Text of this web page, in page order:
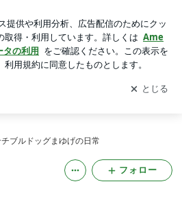
ブログの更新通知
を受け取りまし
開く
ブルドッグまゆげの日常
フォロー